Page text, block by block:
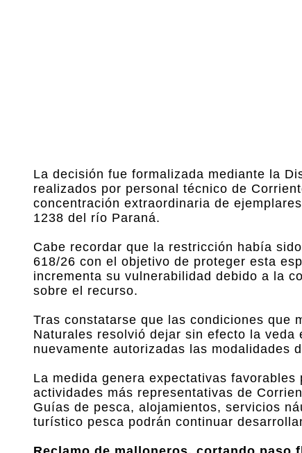
La decisión fue formalizada mediante la
realizados por personal técnico de
concentración extraordinaria de
1238 del río Paraná.
Cabe recordar que la restricción había
618/26 con el objetivo de proteger esta
incrementa su vulnerabilidad debido a la
sobre el recurso.
Tras constatarse que las condiciones que
Naturales resolvió dejar sin efecto la
nuevamente autorizadas las modalidades
La medida genera expectativas
actividades más representativas de
Guías de pesca, alojamientos, servicios
turístico pesca podrán continuar